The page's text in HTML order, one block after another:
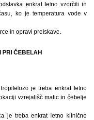
enkrat letno vzorčiti in
ko je temperatura vode v
in opravi preiskave.
PRI ČEBELAH
je treba enkrat letno
vzrejališč matic in čebelje
je treba enkrat letno klinično